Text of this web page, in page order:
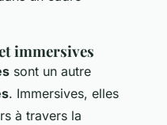
immersives
sont un autre
. Immersives, elles
à travers la